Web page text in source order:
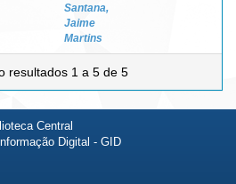
Santana,
Jaime
Martins
resultados 1 a 5 de 5
Central
Digital - GID